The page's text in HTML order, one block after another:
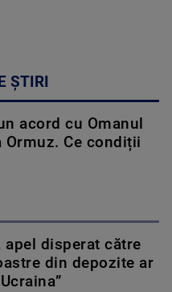
ȘTIRI
acord cu Omanul
Ormuz. Ce condiții
disperat către
din depozite ar